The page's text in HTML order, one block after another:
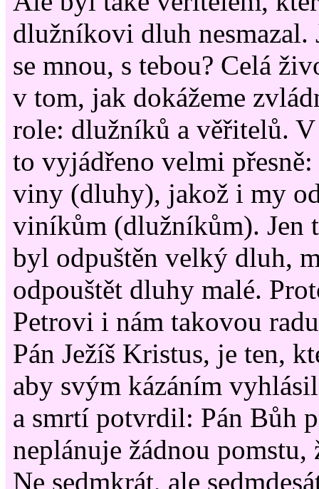
dlužníkovi dluh nesmazal.
se mnou, s tebou? Celá
v tom, jak dokážeme
role: dlužníků a věřitelů.
to vyjádřeno velmi
viny (dluhy), jakož i my
viníkům (dlužníkům). Jen
byl odpuštěn velký dluh,
odpouštět dluhy malé.
Petrovi i nám takovou
Pán Ježíš Kristus, je ten,
aby svým kázáním
a smrtí potvrdil: Pán Bůh
neplánuje žádnou pomstu,
Ne sedmkrát, ale